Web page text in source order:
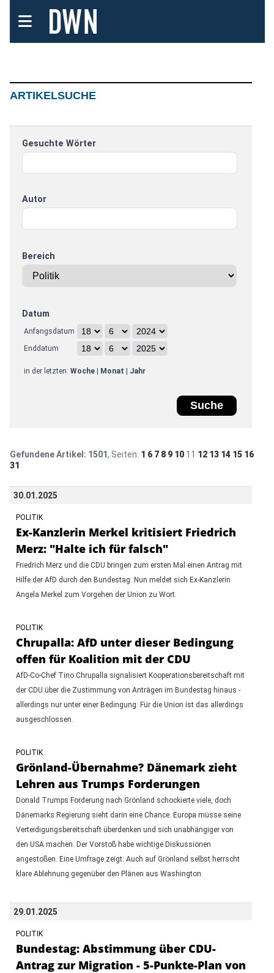
ARTIKELSUCHE
Gesuchte Wörter
Autor
Bereich
Datum
Anfangsdatum
Enddatum
in der letzten: Woche| Monat Jahr
Gefundene Artikel: 1501, Seiten: 1 6 7 8 9 10 11 12 13 14 15 16
31
30.01.2025
POLITIK
Ex-Kanzlerin Merkel kritisiert Friedrich
Merz: "Halte ich für falsch"
Friedrich Merz und die CDU bringen zum ersten Mal einen Antrag mit
Hilfe der AfD durch den Bundestag. Nun meldet sich Ex-Kanzlerin
Angela Merkel zum Vorgehen der Union zu Wort.
POLITIK
Chrupalla: AfD unter dieser Bedingung
offen für Koalition mit der CDU
AfD-Co-Chef Tino Chrupalla signalisiert Kooperationsbereitschaft mit
der CDU über die Zustimmung von Anträgen im Bundestag hinaus -
allerdings nur unter einer Bedingung. Für die Union ist das allerdings
ausgeschlossen.
POLITIK
Grönland-Übernahme? Dänemark zieht
Lehren aus Trumps Forderungen
Donald Trumps Forderung nach Grönland schockierte viele, doch
Dänemarks Regierung sieht darin eine Chance. Europa müsse seine
Verteidigungsbereitschaft überdenken und sich unabhängiger von
den USA machen. Der Vorstoß habe wichtige Diskussionen
angestoßen. Eine Umfrage zeigt: Auch auf Grönland selbst herrscht
klare Ablehnung gegenüber den Plänen aus Washington.
29.01.2025
POLITIK
Bundestag: Abstimmung über CDU-
Antrag zur Migration - 5-Punkte-Plan von